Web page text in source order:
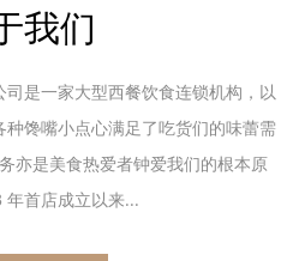
我们
是一家大型西餐饮食连锁机构，以
馋嘴小点心满足了吃货们的味蕾需
亦是美食热爱者钟爱我们的根本原
年首店成立以来...